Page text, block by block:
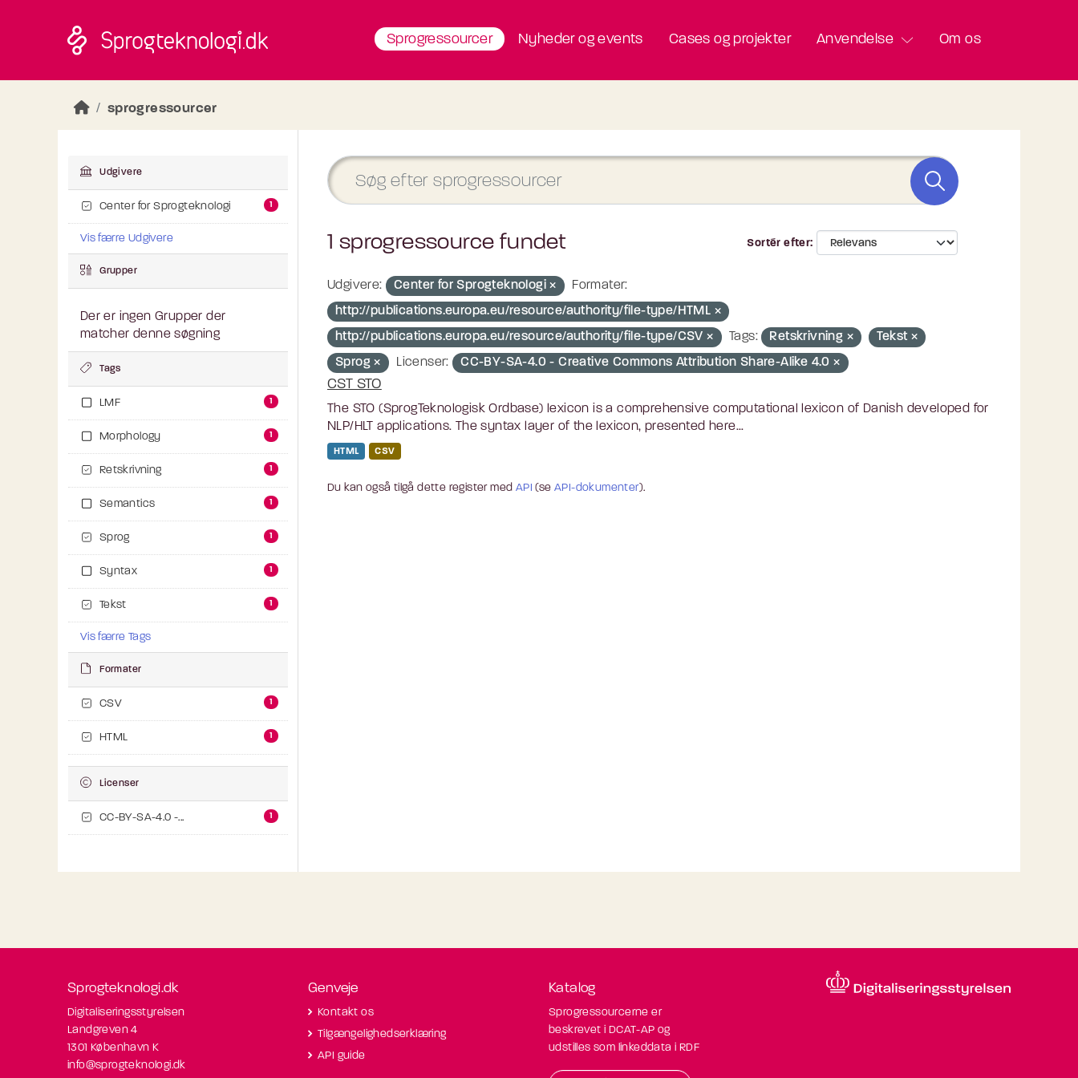
Sprogressourcer Nyheder og events Cases og projekter Anvendelse Om os
sprogressourcer
Udgivere
Center for Sprogteknologi 1
Vis færre Udgivere
Grupper
Der er ingen Grupper der
matcher denne søgning
Tags
LMF 1
Morphology 1
Retskrivning 1
Semantics 1
Sprog 1
Syntax 1
Tekst 1
Vis færre Tags
Formater
CSV 1
HTML 1
Licenser
CC-BY-SA-4.0 -... 1
Sortér efter
1 sprogressource fundet
Udgivere: Center for Sprogteknologi
Formater:
http://publications.europa.eu/resource/authority/file-type/HTML
http://publications.europa.eu/resource/authority/file-type/CSV
Tags: Retskrivning
Tekst
Sprog
Licenser: CC-BY-SA-4.0 - Creative Commons Attribution Share-Alike 4.0
CST STO
The STO (SprogTeknologisk Ordbase) lexicon is a comprehensive computational lexicon of Danish developed for
NLP/HLT applications. The syntax layer of the lexicon, presented here...
HTML CSV
Du kan også tilgå dette register med API (seAPI-dokumenter).
Sprogteknologi.dk
Digitaliseringsstyrelsen
Landgreven 4
1301 København K
info@sprogteknologi.dk
Genveje
Kontakt os
Tilgængelighedserklæring
API guide
Katalog
Sprogressourcerne er
beskrevet i DCAT-AP og
udstilles som linkeddata i RDF